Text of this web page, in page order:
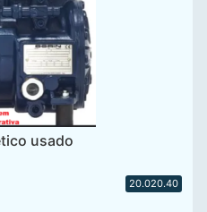
usado
20.020.40